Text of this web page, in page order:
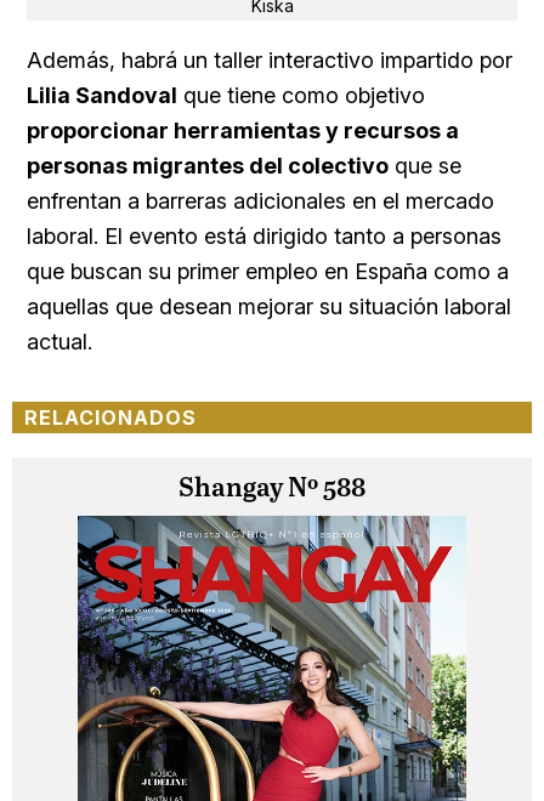
Kiska
Además, habrá un taller interactivo impartido por
Lilia Sandoval que tiene como objetivo
proporcionar herramientas y recursos a
personas migrantes del colectivo que se
enfrentan a barreras adicionales en el mercado
laboral. El evento está dirigido tanto a personas
que buscan su primer empleo en España como a
aquellas que desean mejorar su situación laboral
actual.
RELACIONADOS
Shangay Nº 588